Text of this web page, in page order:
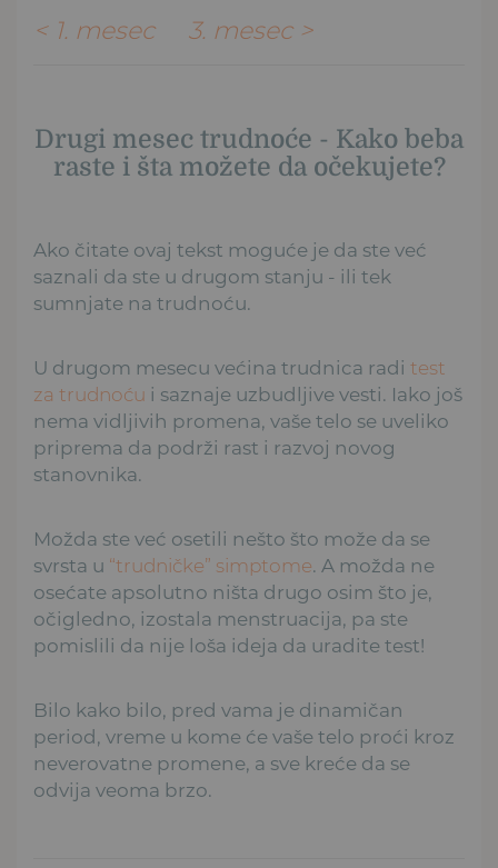
< 1. mesec 3. mesec >
Drugi mesec trudnoće - Kako beba
raste i šta možete da očekujete?
Ako čitate ovaj tekst moguće je da ste već
saznali da ste u drugom stanju - ili tek
sumnjate na trudnoću.
U drugom mesecu većina trudnica radi test
za trudnoću i saznaje uzbudljive vesti. Iako još
nema vidljivih promena, vaše telo se uveliko
priprema da podrži rast i razvoj novog
stanovnika.
Možda ste već osetili nešto što može da se
svrsta u “trudničke” simptome. A možda ne
osećate apsolutno ništa drugo osim što je,
očigledno, izostala menstruacija, pa ste
pomislili da nije loša ideja da uradite test!
Bilo kako bilo, pred vama je dinamičan
period, vreme u kome će vaše telo proći kroz
neverovatne promene, a sve kreće da se
odvija veoma brzo.